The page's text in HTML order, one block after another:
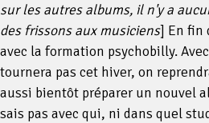
sur les autres albums, il n'y a
des frissons aux musiciens] En fin
avec la formation psychobilly. Avec
tournera pas cet hiver, on
aussi bientôt préparer un nouvel
sais pas avec qui, ni dans quel